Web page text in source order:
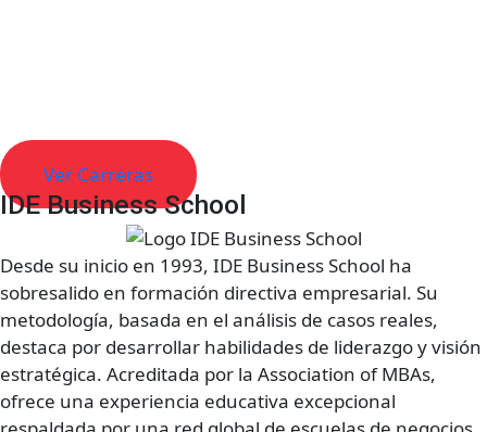
Ver Carreras
IDE Business School
Desde su inicio en 1993, IDE Business School ha
sobresalido en formación directiva empresarial. Su
metodología, basada en el análisis de casos reales,
destaca por desarrollar habilidades de liderazgo y visión
estratégica. Acreditada por la Association of MBAs,
ofrece una experiencia educativa excepcional